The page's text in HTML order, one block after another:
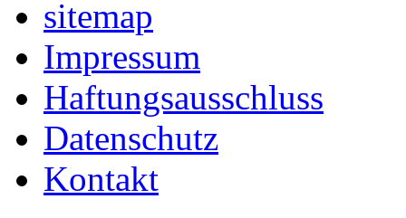
sitemap
Impressum
Haftungsausschluss
Datenschutz
Kontakt